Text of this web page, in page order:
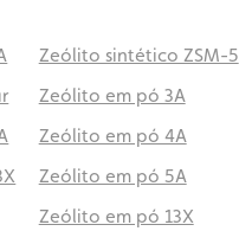
Zeólito sintético ZSM-5
Zeólito em pó 3A
Zeólito em pó 4A
Zeólito em pó 5A
Zeólito em pó 13X